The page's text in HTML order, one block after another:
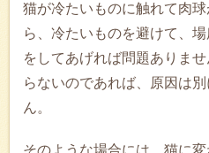
猫が冷たいものに触れて肉
ら、冷たいものを避けて、
をしてあげれば問題ありま
らないのであれば、原因は
ん。
そのような場合には、猫に